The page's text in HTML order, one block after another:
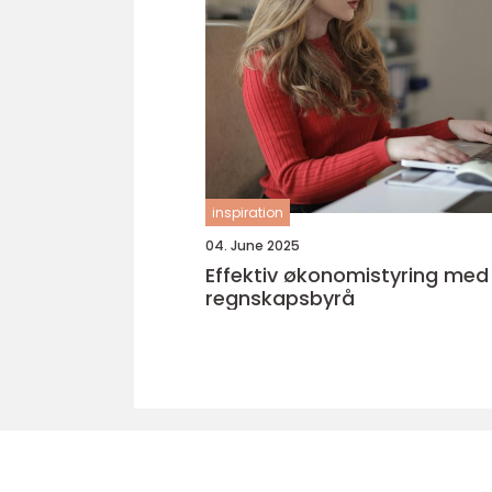
inspiration
04. June 2025
Effektiv økonomistyring
regnskapsbyrå